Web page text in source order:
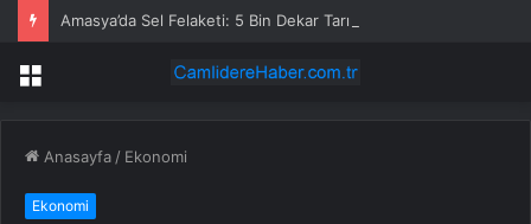
Amasya’da Sel Felaketi: 5 Bin Dekar Tarım Alanı Etkilendi
Menü
Anasayfa / Ekonomi
Ekonomi